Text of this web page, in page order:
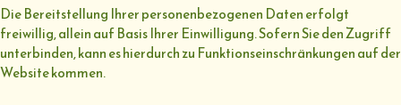
Die Bereitstellung Ihrer personenbezogenen Daten erfolgt
freiwillig, allein auf Basis Ihrer Einwilligung. Sofern Sie den Zugriff
unterbinden, kann es hierdurch zu Funktionseinschränkungen auf der
Website kommen.